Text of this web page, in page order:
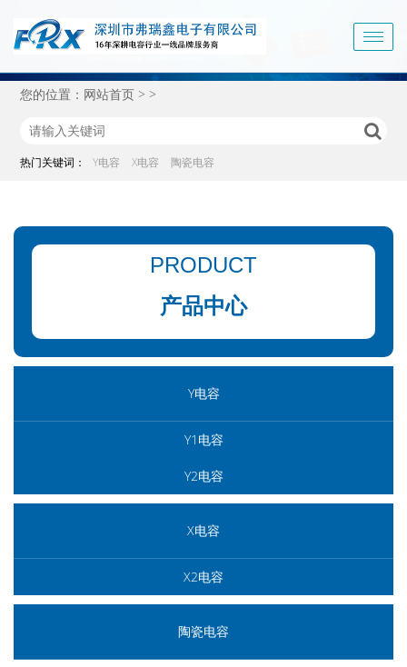
您的位置： 网站首页 > >
热门关键词： Y电容 X电容 陶瓷电容
PRODUCT
产品中心
Y电容
Y1电容
Y2电容
X电容
X2电容
陶瓷电容